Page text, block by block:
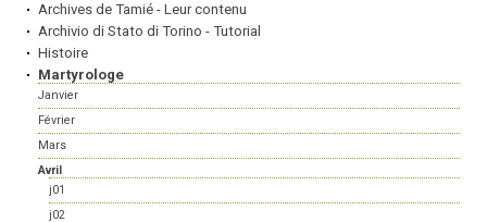
Archives de Tamié - Leur contenu
Archivio di Stato di Torino - Tutorial
Histoire
Martyrologe
Janvier
Février
Mars
Avril
j01
j02